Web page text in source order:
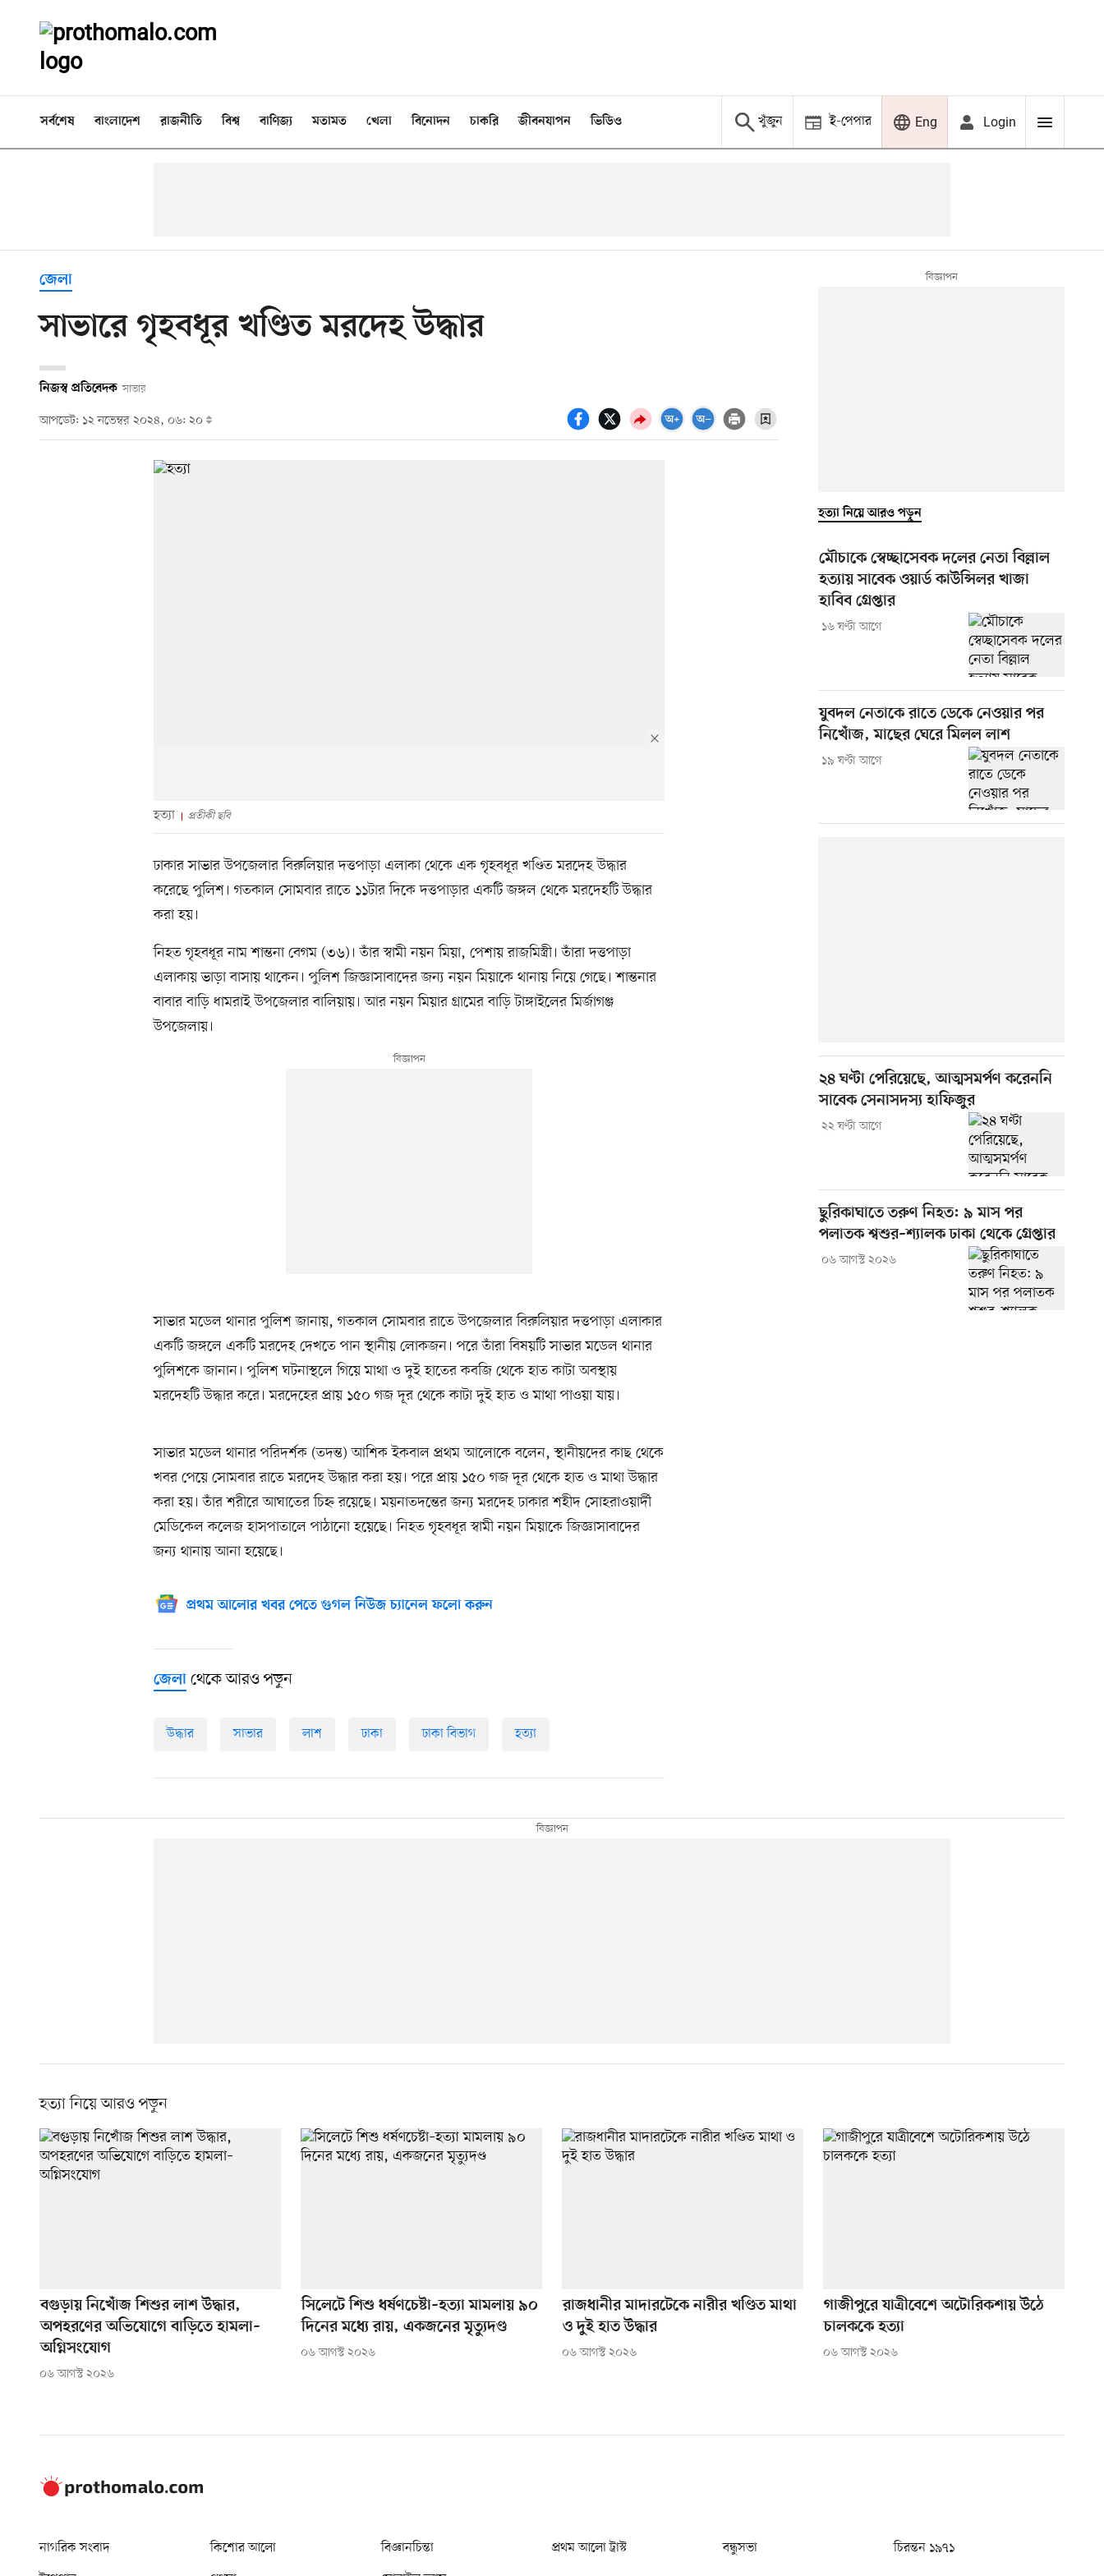
সর্বশেষ বাংলাদেশ রাজনীতি বিশ্ব বাণিজ্য মতামত খেলা বিনোদন চাকরি জীবনযাপন ভিডিও খুঁজুন ই-পেপার Eng Login
জেলা
সাভারে গৃহবধূর খণ্ডিত মরদেহ উদ্ধার
নিজস্ব প্রতিবেদক সাভার
আপডেট: ১২ নভেম্বর ২০২৪, ০৬: ২০
হত্যা প্রতীকী ছবি
ঢাকার সাভার উপজেলার বিরুলিয়ার দত্তপাড়া এলাকা থেকে এক গৃহবধূর খণ্ডিত মরদেহ উদ্ধার
করেছে পুলিশ। গতকাল সোমবার রাতে ১১টার দিকে দত্তপাড়ার একটি জঙ্গল থেকে মরদেহটি উদ্ধার
করা হয়।
নিহত গৃহবধূর নাম শান্তনা বেগম (৩৬)। তাঁর স্বামী নয়ন মিয়া, পেশায় রাজমিস্ত্রী। তাঁরা দত্তপাড়া
এলাকায় ভাড়া বাসায় থাকেন। পুলিশ জিজ্ঞাসাবাদের জন্য নয়ন মিয়াকে থানায় নিয়ে গেছে। শান্তনার
বাবার বাড়ি ধামরাই উপজেলার বালিয়ায়। আর নয়ন মিয়ার গ্রামের বাড়ি টাঙ্গাইলের মির্জাগঞ্জ
উপজেলায়।
সাভার মডেল থানার পুলিশ জানায়, গতকাল সোমবার রাতে উপজেলার বিরুলিয়ার দত্তপাড়া এলাকার
একটি জঙ্গলে একটি মরদেহ দেখতে পান স্থানীয় লোকজন। পরে তাঁরা বিষয়টি সাভার মডেল থানার
পুলিশকে জানান। পুলিশ ঘটনাস্থলে গিয়ে মাথা ও দুই হাতের কবজি থেকে হাত কাটা অবস্থায়
মরদেহটি উদ্ধার করে। মরদেহের প্রায় ১৫০ গজ দূর থেকে কাটা দুই হাত ও মাথা পাওয়া যায়।
সাভার মডেল থানার পরিদর্শক (তদন্ত) আশিক ইকবাল প্রথম আলোকে বলেন, স্থানীয়দের কাছ থেকে
খবর পেয়ে সোমবার রাতে মরদেহ উদ্ধার করা হয়। পরে প্রায় ১৫০ গজ দূর থেকে হাত ও মাথা উদ্ধার
করা হয়। তাঁর শরীরে আঘাতের চিহ্ন রয়েছে। ময়নাতদন্তের জন্য মরদেহ ঢাকার শহীদ সোহরাওয়ার্দী
মেডিকেল কলেজ হাসপাতালে পাঠানো হয়েছে। নিহত গৃহবধূর স্বামী নয়ন মিয়াকে জিজ্ঞাসাবাদের
জন্য থানায় আনা হয়েছে।
প্রথম আলোর খবর পেতে গুগল নিউজ চ্যানেল ফলো করুন
জেলা থেকে আরও পড়ুন
উদ্ধার সাভার লাশ ঢাকা ঢাকা বিভাগ হত্যা
হত্যা নিয়ে আরও পড়ুন
মৌচাকে স্বেচ্ছাসেবক দলের নেতা বিল্লাল
হত্যায় সাবেক ওয়ার্ড কাউন্সিলর খাজা
হাবিব গ্রেপ্তার
১৬ ঘণ্টা আগে
যুবদল নেতাকে রাতে ডেকে নেওয়ার পর
নিখোঁজ, মাছের ঘেরে মিলল লাশ
১৯ ঘণ্টা আগে
২৪ ঘণ্টা পেরিয়েছে, আত্মসমর্পণ করেননি
সাবেক সেনাসদস্য হাফিজুর
২২ ঘণ্টা আগে
ছুরিকাঘাতে তরুণ নিহত: ৯ মাস পর
পলাতক শ্বশুর–শ্যালক ঢাকা থেকে গ্রেপ্তার
০৬ আগস্ট ২০২৬
হত্যা নিয়ে আরও পড়ুন
বগুড়ায় নিখোঁজ শিশুর লাশ উদ্ধার,
অপহরণের অভিযোগে বাড়িতে হামলা–
অগ্নিসংযোগ
০৬ আগস্ট ২০২৬
সিলেটে শিশু ধর্ষণচেষ্টা–হত্যা মামলায় ৯০
দিনের মধ্যে রায়, একজনের মৃত্যুদণ্ড
০৬ আগস্ট ২০২৬
রাজধানীর মাদারটেকে নারীর খণ্ডিত মাথা
ও দুই হাত উদ্ধার
০৬ আগস্ট ২০২৬
গাজীপুরে যাত্রীবেশে অটোরিকশায় উঠে
চালককে হত্যা
০৬ আগস্ট ২০২৬
নাগরিক সংবাদ কিশোর আলো বিজ্ঞানচিন্তা প্রথম আলো ট্রাস্ট বন্ধুসভা
চিরন্তন ১৯৭১